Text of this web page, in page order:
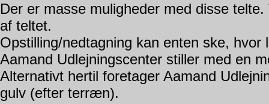
Der er masse muligheder med disse
af teltet.
Opstilling/nedtagning kan enten ske,
Aamand Udlejningscenter stiller med en
Alternativt hertil foretager Aamand
gulv (efter terræn).